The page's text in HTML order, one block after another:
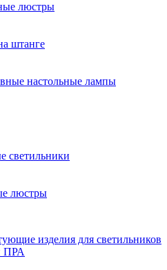
люстры
штанге
настольные лампы
светильники
люстры
изделия для светильников
ПРА